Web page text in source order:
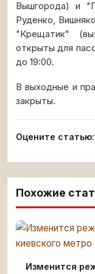
Вышгорода) и
Руденко,
"Крещатик"
открыты для
до 19:00.
В выходные и
закрыты.
Оцените статью:
Похожие
Изменится